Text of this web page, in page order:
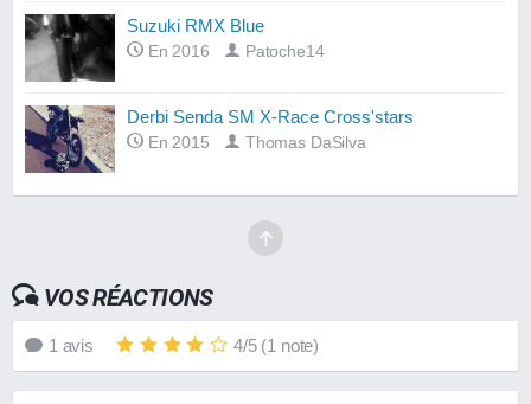
Suzuki RMX Blue
En 2016 Patoche14
Derbi Senda SM X-Race Cross'stars
En 2015 Thomas DaSilva
VOS RÉACTIONS
1 avis 4/5(1 note)